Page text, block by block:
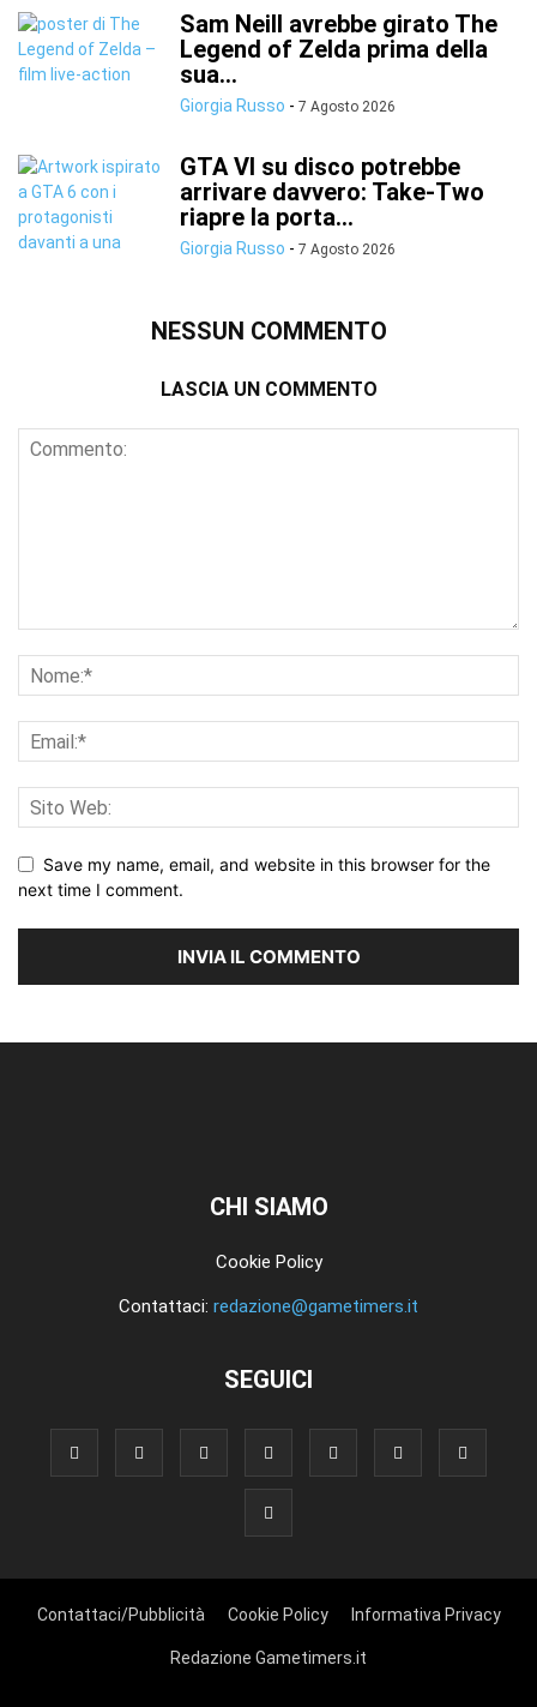
Sam Neill avrebbe girato The
Legend of Zelda prima della
sua...
Giorgia Russo - 7 Agosto 2026
GTA VI su disco potrebbe
arrivare davvero: Take-Two
riapre la porta...
Giorgia Russo - 7 Agosto 2026
NESSUN COMMENTO
LASCIA UN COMMENTO
Save my name, email, and website in this browser for the
next time I comment.
CHI SIAMO
Cookie Policy
Contattaci: redazione@gametimers.it
SEGUICI
Contattaci/Pubblicità Cookie Policy Informativa Privacy
Redazione Gametimers.it